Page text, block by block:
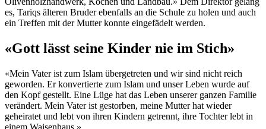
es, Tariqs älteren Bruder ebenfalls an die Schule zu holen und auch
ein Treffen mit der Mutter konnte eingefädelt werden.
«Gott lässt seine Kinder nie im Stich»
«Mein Vater ist zum Islam übergetreten und wir sind nicht reich
geworden. Er konvertierte zum Islam und unser Leben wurde auf
den Kopf gestellt. Eine Lüge hat das Leben unserer ganzen Familie
verändert. Mein Vater ist gestorben, meine Mutter hat wieder
geheiratet und lebt von ihren Kindern getrennt, ihre Tochter lebt in
einem Waisenhaus.»